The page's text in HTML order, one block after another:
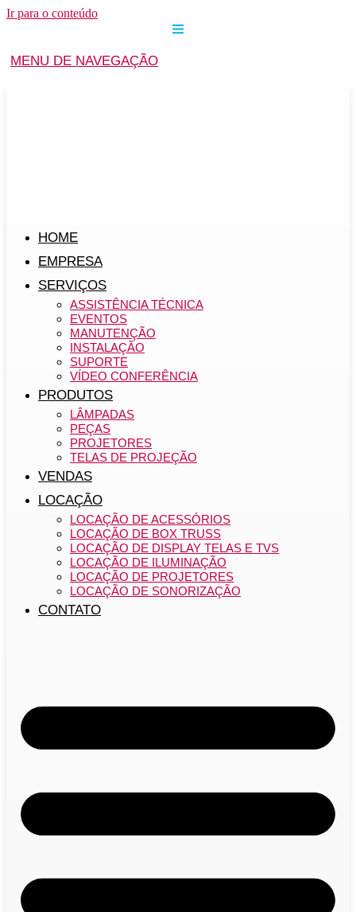
Ir para o conteúdo
MENU DE NAVEGAÇÃO
HOME
EMPRESA
SERVIÇOS
ASSISTÊNCIA TÉCNICA
EVENTOS
MANUTENÇÃO
INSTALAÇÃO
SUPORTE
VÍDEO CONFERÊNCIA
PRODUTOS
LÂMPADAS
PEÇAS
PROJETORES
TELAS DE PROJEÇÃO
VENDAS
LOCAÇÃO
LOCAÇÃO DE ACESSÓRIOS
LOCAÇÃO DE BOX TRUSS
LOCAÇÃO DE DISPLAY TELAS E TVS
LOCAÇÃO DE ILUMINAÇÃO
LOCAÇÃO DE PROJETORES
LOCAÇÃO DE SONORIZAÇÃO
CONTATO